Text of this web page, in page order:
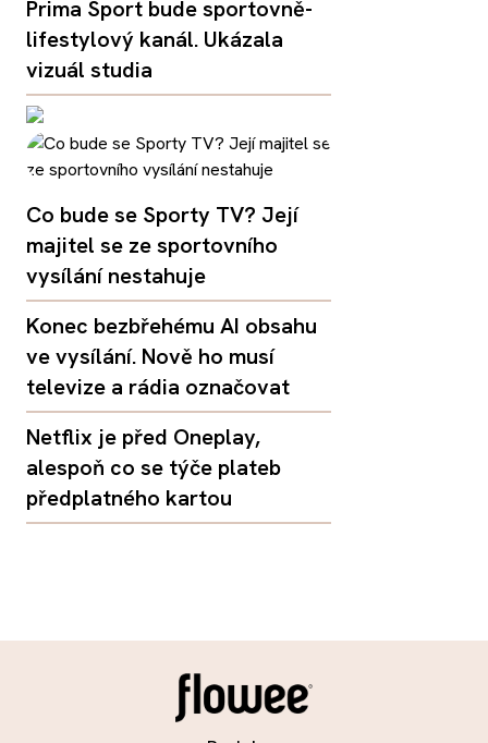
Prima Sport bude sportovně-
lifestylový kanál. Ukázala
vizuál studia
Co bude se Sporty TV? Její
majitel se ze sportovního
vysílání nestahuje
Konec bezbřehému AI obsahu
ve vysílání. Nově ho musí
televize a rádia označovat
Netflix je před Oneplay,
alespoň co se týče plateb
předplatného kartou